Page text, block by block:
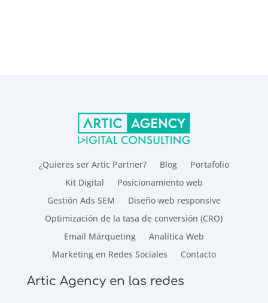
¿Quieres ser Artic Partner? Blog
Portafolio
Kit Digital
Posicionamiento web
Gestión Ads SEM
Diseño web responsive
Optimización de la tasa de conversión (CRO)
Email Márqueting
Analítica Web
Marketing en Redes Sociales
Contacto
Artic Agency en las redes